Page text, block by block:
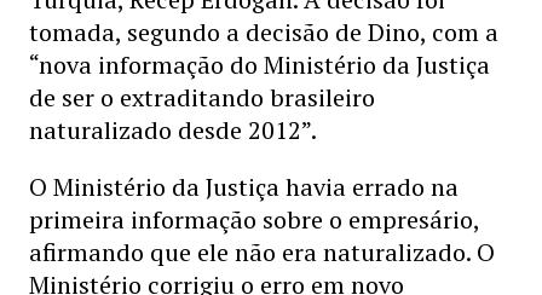
tomada, segundo a decisão de Dino, com a
“nova informação do Ministério da Justiça
de ser o extraditando brasileiro
naturalizado desde 2012”.
O Ministério da Justiça havia errado na
primeira informação sobre o empresário,
afirmando que ele não era naturalizado. O
Ministério corrigiu o erro em novo